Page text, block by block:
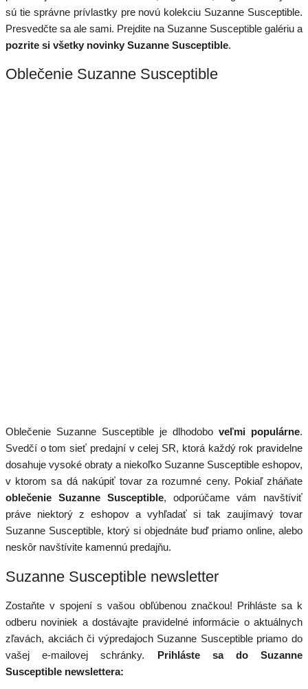
sú tie správne prívlastky pre novú kolekciu Suzanne Susceptible.
Presvedčte sa ale sami. Prejdite na Suzanne Susceptible galériu a
pozrite si všetky novinky Suzanne Susceptible.
Oblečenie Suzanne Susceptible
Oblečenie Suzanne Susceptible je dlhodobo veľmi populárne.
Svedčí o tom sieť predajní v celej SR, ktorá každý rok pravidelne
dosahuje vysoké obraty a niekoľko Suzanne Susceptible eshopov,
v ktorom sa dá nakúpiť tovar za rozumné ceny. Pokiaľ zháňate
oblečenie Suzanne Susceptible, odporúčame vám navštíviť
práve niektorý z eshopov a vyhľadať si tak zaujímavý tovar
Suzanne Susceptible, ktorý si objednáte buď priamo online, alebo
neskôr navštívite kamennú predajňu.
Suzanne Susceptible newsletter
Zostaňte v spojení s vašou obľúbenou značkou! Prihláste sa k
odberu noviniek a dostávajte pravidelné informácie o aktuálnych
zľavách, akciách či výpredajoch Suzanne Susceptible priamo do
vašej e-mailovej schránky. Prihláste sa do Suzanne
Susceptible newslettera: